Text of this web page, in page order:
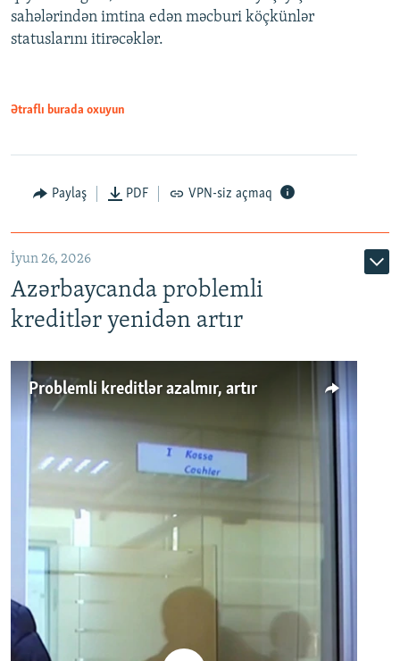
Auto 240p 360p 480p
720p 1080p
720p
sahələrindən imtina edən məcburi köçkünlər
statuslarını itirəcəklər.
Ətraflı burada oxuyun
Paylaş PDF VPN-siz açmaq
İyun 26, 2026
Azərbaycanda problemli
kreditlər yenidən artır
Problemli kreditlər azalmır, artır